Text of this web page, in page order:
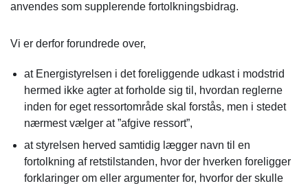
anvendes som supplerende fortolkningsbidrag.
Vi er derfor forundrede over,
at Energistyrelsen i det foreliggende udkast i modstrid
hermed ikke agter at forholde sig til, hvordan reglerne
inden for eget ressortområde skal forstås, men i stedet
nærmest vælger at ”afgive ressort”,
at styrelsen herved samtidig lægger navn til en
fortolkning af retstilstanden, hvor der hverken foreligger
forklaringer om eller argumenter for, hvorfor der skulle